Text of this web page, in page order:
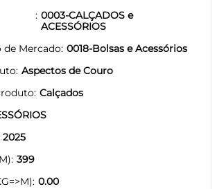
0003-CALÇADOS e
ACESSÓRIOS
de Mercado 0018-Bolsas e Acessórios
Aspectos de Couro
Calçados
2025
399
0.00